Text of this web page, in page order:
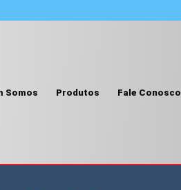
Somos Produtos Fale Conosco